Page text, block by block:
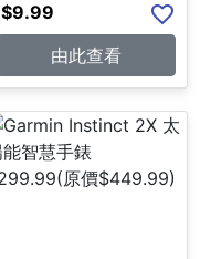
$9.99
由此查看